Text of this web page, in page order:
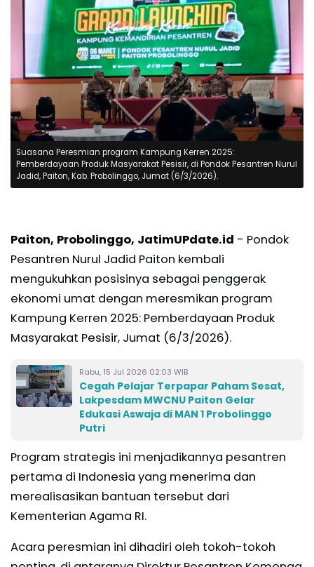
Suasana Peresmian program Kampung Kerren 2025:
Pemberdayaan Produk Masyarakat Pesisir, di Pondok Pesantren Nurul
Jadid, Paiton, Kab. Probolinggo, Jumat (6/3/2026).
Paiton, Probolinggo, JatimUPdate.id - Pondok
Pesantren Nurul Jadid Paiton kembali
mengukuhkan posisinya sebagai penggerak
ekonomi umat dengan meresmikan program
Kampung Kerren 2025: Pemberdayaan Produk
Masyarakat Pesisir, Jumat (6/3/2026).
Rabu, 15 Jul 2026 02:03 WIB
Cegah Pelajar Terpapar Paham Sesat,
Lakpesdam MWCNU Paiton Gelar
Edukasi Aswaja di MAN 1 Probolinggo
Putri
Program strategis ini menjadikannya pesantren
pertama di Indonesia yang menerima dan
merealisasikan bantuan tersebut dari
Kementerian Agama RI.
Acara peresmian ini dihadiri oleh tokoh-tokoh